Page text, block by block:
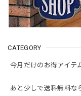
CATEGORY
今月だけのお得アイテ
あと少しで送料無料な